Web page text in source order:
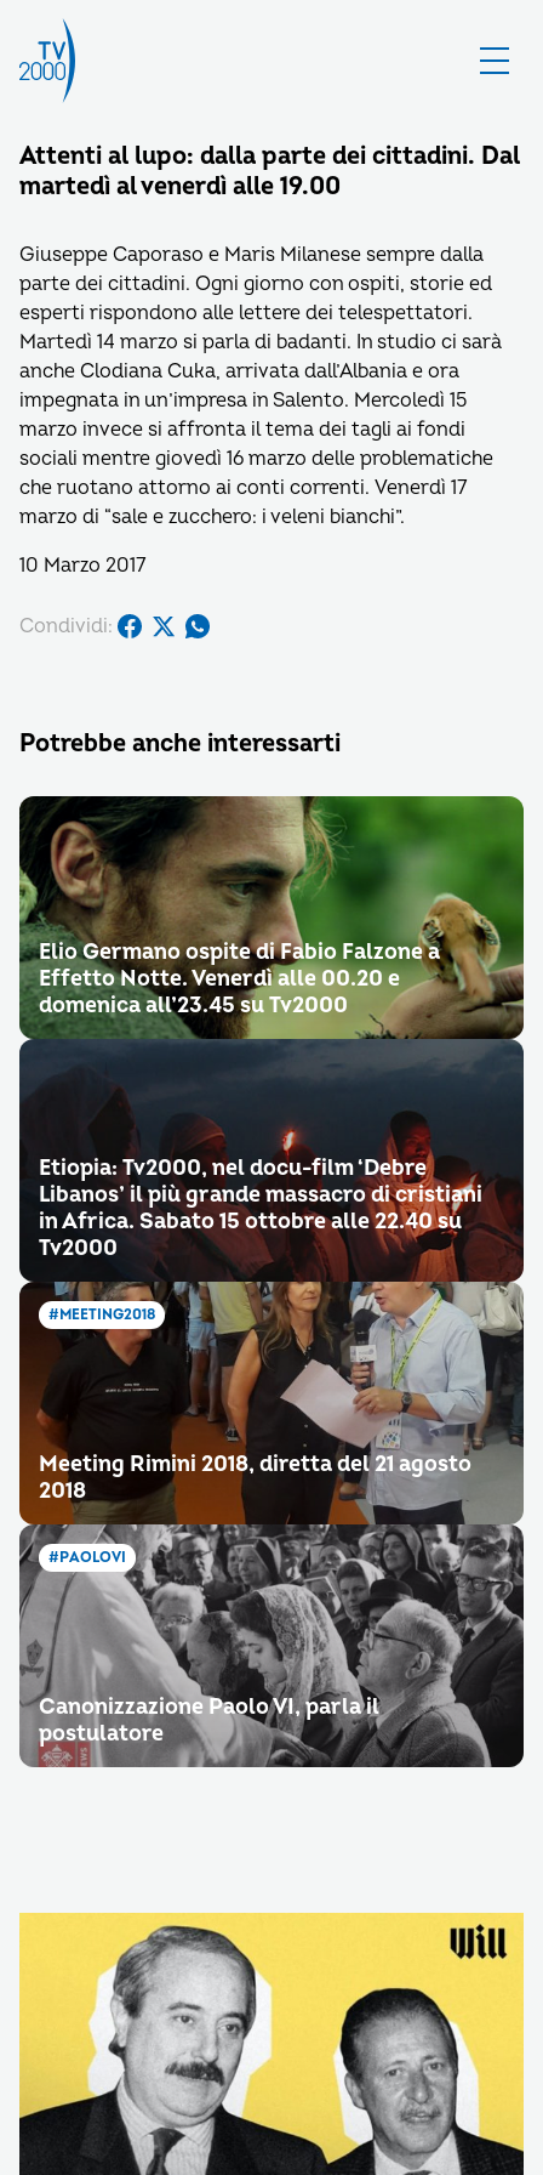
Attenti al lupo: dalla parte dei cittadini. Dal
martedì al venerdì alle 19.00
Giuseppe Caporaso e Maris Milanese sempre dalla
parte dei cittadini. Ogni giorno con ospiti, storie ed
esperti rispondono alle lettere dei telespettatori.
Martedì 14 marzo si parla di badanti. In studio ci sarà
anche Clodiana Cuka, arrivata dall’Albania e ora
impegnata in un’impresa in Salento. Mercoledì 15
marzo invece si affronta il tema dei tagli ai fondi
sociali mentre giovedì 16 marzo delle problematiche
che ruotano attorno ai conti correnti. Venerdì 17
marzo di “sale e zucchero: i veleni bianchi”.
10 Marzo 2017
Condividi:
Potrebbe anche interessarti
Elio Germano ospite di Fabio Falzone a
Effetto Notte. Venerdì alle 00.20 e
domenica all’23.45 su Tv2000
Etiopia: Tv2000, nel docu-film ‘Debre
Libanos’ il più grande massacro di cristiani
in Africa. Sabato 15 ottobre alle 22.40 su
Tv2000
#MEETING2018
Meeting Rimini 2018, diretta del 21 agosto
2018
#PAOLOVI
Canonizzazione Paolo VI, parla il
postulatore